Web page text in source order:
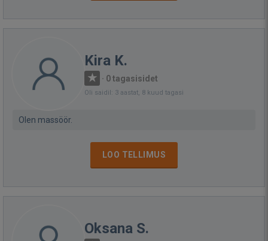
Kira K.
· 0 tagasisidet
Oli saidil: 3 aastat, 8 kuud tagasi
Olen massöör.
LOO TELLIMUS
Oksana S.